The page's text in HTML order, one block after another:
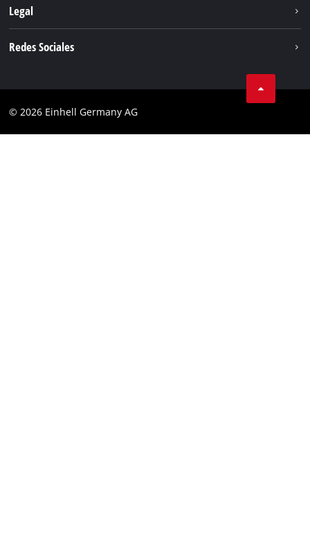
Servicio
Legal
Cumplimiento
Redes Sociales
Tiktok
© 2026 Einhell Germany AG